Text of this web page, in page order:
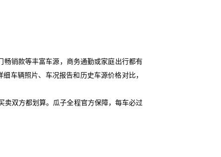
畅销款等丰富车源，商务通勤或家庭出行都有
车辆照片、车况报告和历史车源价格对比，
卖双方都划算。瓜子全程官方保障，每车必过